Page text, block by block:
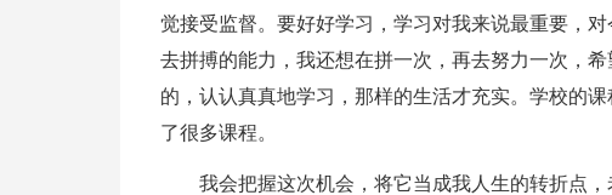
觉接受监督。要好好学习，学习对我来说最重要，
去拼搏的能力，我还想在拼一次，再去努力一次，
的，认认真真地学习，那样的生活才充实。学校的
了很多课程。
我会把握这次机会，将它当成我人生的转折点